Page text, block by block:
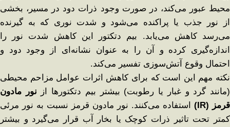
محیط عبور می‌کند، در صورت وجود ذرات دود در مسیر، بخشی
از نور جذب یا پراکنده می‌شود و شدت نوری که به گیرنده
می‌رسد کاهش می‌یابد. بیم دتکتور این کاهش شدت نور را
اندازه‌گیری کرده و آن را به عنوان نشانه‌ای از وجود دود و
احتمال وقوع آتش‌سوزی تفسیر می‌کند.
نکته مهم این است که برای کاهش اثرات عوامل مزاحم محیطی
(مانند گرد و غبار یا رطوبت) بیشتر بیم دتکتورها از نور مادون
قرمز
(IR)
استفاده می‌کنند. نور مادون قرمز نسبت به نور مرئی
کمتر تحت تاثیر ذرات کوچک یا بخار آب قرار می‌گیرد و بیشتر